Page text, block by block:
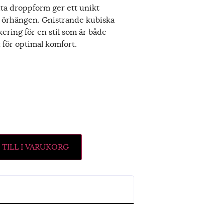
droppform ger ett unikt
Gnistrande kubiska
för en stil som är både
optimal komfort.
TILL I VARUKORG